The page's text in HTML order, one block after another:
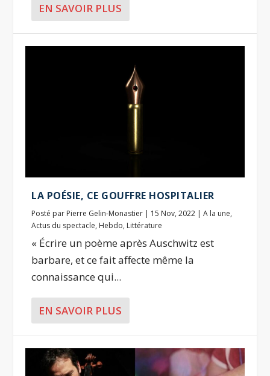
EN SAVOIR PLUS
LA POÉSIE, CE GOUFFRE HOSPITALIER
Posté par Pierre Gelin-Monastier | 15 Nov, 2022 |A la une,
Actus du spectacle, Hebdo, Littérature
« Écrire un poème après Auschwitz est
barbare, et ce fait affecte même la
connaissance qui...
EN SAVOIR PLUS